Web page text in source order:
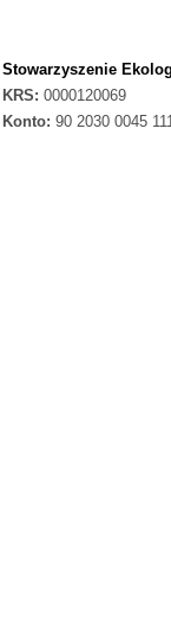
Stowarzyszenie
KRS: 0000120069
Konto: 90 2030 0045